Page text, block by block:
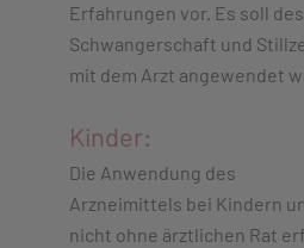
Erfahrungen vor. Es soll
Schwangerschaft und
mit dem Arzt angewendet
Kinder:
Die Anwendung des
Arzneimittels bei Kindern
nicht ohne ärztlichen Rat